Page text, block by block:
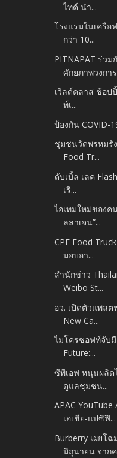
ไทด์ นำ...
โรงแรมในเครือ
กว่า 10...
PITNAPAT ร่วม
ศักยภาพวงการ
เวิลด์คลาส ช้อป
ท์เ...
ป้องกัน COVID-
ชุมชนวัดพรหมรั
Food Tr...
ดับเบิ้ล เลค
เริ...
ไอเทมใหม่ของค
ลลาเจน”...
CPF Food
มอบอา...
สำนักข่าว
Weibo St...
อว. เปิดตัวแพลต
New Ca...
ไมโครซอฟท์จับมื
Future:...
ซีพีเอฟ หนุนผลิต
ดูแลชุมชน...
APAC
เอเชีย-แปซิฟิ...
Burberry เผยโ
มิถุนายน จากค